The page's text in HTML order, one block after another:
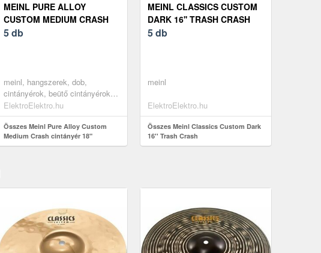
MEINL PURE ALLOY
CUSTOM MEDIUM CRASH
CINTÁNYÉR 18"
5 db
meinl, hangszerek, dob,
cintányérok, beütő cintányérok -
crash
ElektroElektro.hu
Összes Meinl Pure Alloy Custom
Medium Crash cintányér 18"
MEINL CLASSICS CUSTOM
DARK 16'' TRASH CRASH
5 db
meinl
ElektroElektro.hu
Összes Meinl Classics Custom Dark
16'' Trash Crash